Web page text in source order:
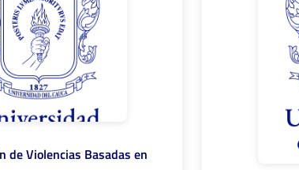
de Violencias Basadas en